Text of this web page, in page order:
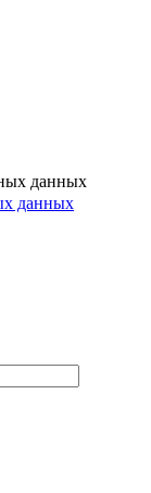
данных
данных